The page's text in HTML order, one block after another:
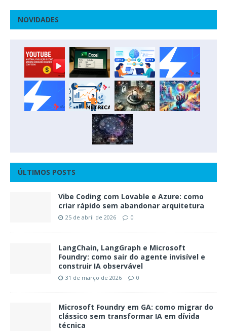
NOVIDADES
ÚLTIMOS POSTS
Vibe Coding com Lovable e Azure: como
criar rápido sem abandonar arquitetura
25 de abril de 2026 0
LangChain, LangGraph e Microsoft
Foundry: como sair do agente invisível e
construir IA observável
31 de março de 2026 0
Microsoft Foundry em GA: como migrar do
clássico sem transformar IA em dívida
técnica